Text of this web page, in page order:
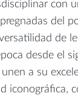
con
del
de
desde el
a su
iconográfica,